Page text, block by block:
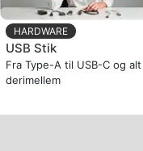
HARDWARE
USB Stik
Fra Type-A til USB-C og alt
derimellem